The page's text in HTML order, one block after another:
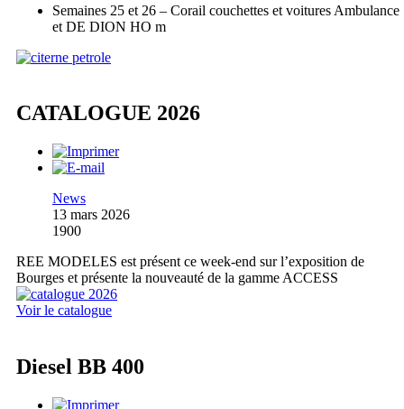
Semaines 25 et 26 – Corail couchettes et voitures Ambulance
et DE DION HO m
CATALOGUE 2026
News
13 mars 2026
1900
REE MODELES est présent ce week-end sur l’exposition de
Bourges et présente la nouveauté de la gamme ACCESS
Voir le catalogue
Diesel BB 400